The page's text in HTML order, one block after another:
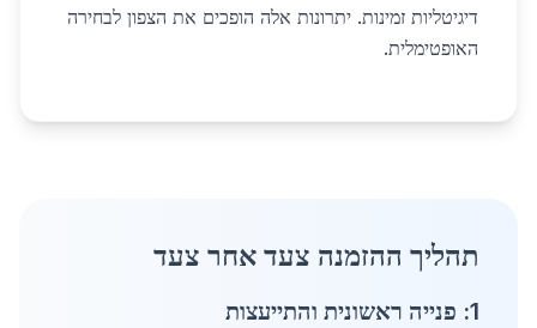
דיגיטליות זמינות. יתרונות אלה הופכים את הצפון לבחירה
האופטימלית.
תהליך ההזמנה צעד אחר צעד
1: פנייה ראשונית והתייעצות